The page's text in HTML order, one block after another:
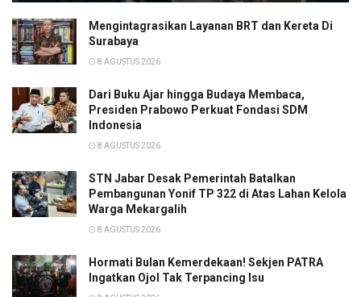
Mengintagrasikan Layanan BRT dan Kereta Di
Surabaya
8 AGUSTUS 2026
Dari Buku Ajar hingga Budaya Membaca,
Presiden Prabowo Perkuat Fondasi SDM
Indonesia
8 AGUSTUS 2026
STN Jabar Desak Pemerintah Batalkan
Pembangunan Yonif TP 322 di Atas Lahan Kelola
Warga Mekargalih
8 AGUSTUS 2026
Hormati Bulan Kemerdekaan! Sekjen PATRA
Ingatkan Ojol Tak Terpancing Isu